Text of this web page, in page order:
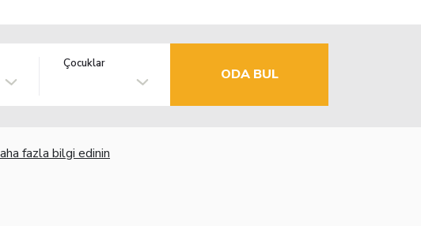
Çocuklar
ODA BUL
fazla bilgi edinin